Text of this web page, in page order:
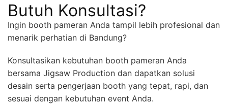
Butuh Konsultasi?
Ingin booth pameran Anda tampil lebih profesional dan
menarik perhatian di Bandung?
Konsultasikan kebutuhan booth pameran Anda
bersama Jigsaw Production dan dapatkan solusi
desain serta pengerjaan booth yang tepat, rapi, dan
sesuai dengan kebutuhan event Anda.